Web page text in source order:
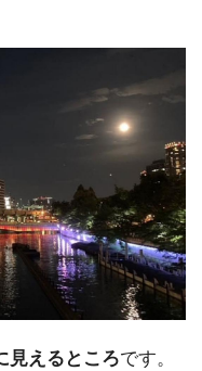
見えるところです。